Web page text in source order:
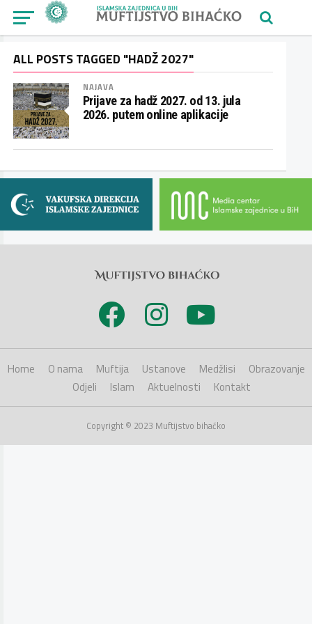
ALL POSTS TAGGED "HADŽ 2027"
NAJAVA
Prijave za hadž 2027. od 13. jula
2026. putem online aplikacije
Home O nama Muftija Ustanove Medžlisi
Obrazovanje
Odjeli
Islam Aktuelnosti Kontakt
Copyright © 2023 Muftijstvo bihaćko